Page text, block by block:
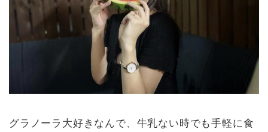
グラノーラ大好きなんで、牛乳ない時でも手軽に食